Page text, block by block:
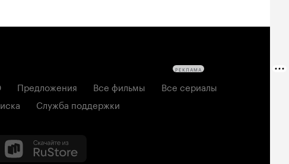
Предложения Все фильмы
Все сериалы
Служба поддержки
РЕКЛАМА